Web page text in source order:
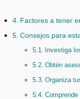
Factores a tener
Consejos para
Investiga
Obtén
Organiza